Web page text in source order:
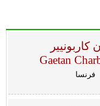
كاربونيير
Gaetan
فرنسا